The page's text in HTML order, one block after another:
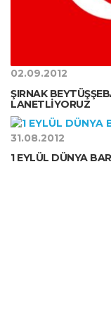
02.09.2012
ŞIRNAK
LANETLİYORUZ
31.08.2012
1 EYLÜL DÜNYA